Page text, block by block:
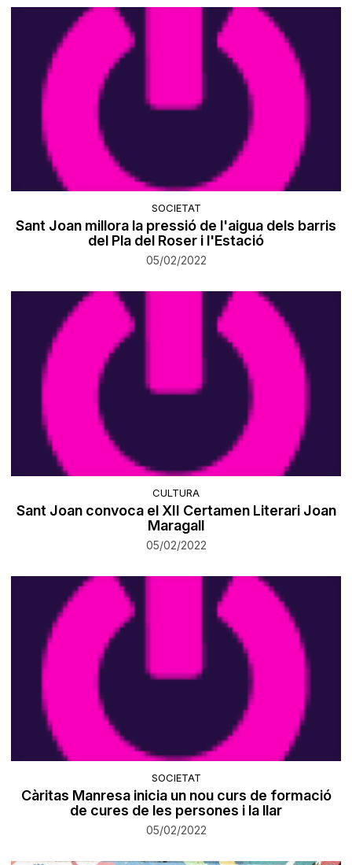
SOCIETAT
Sant Joan millora la pressió de l'aigua dels barris
del Pla del Roser i l'Estació
05/02/2022
CULTURA
Sant Joan convoca el XII Certamen Literari Joan
Maragall
05/02/2022
SOCIETAT
Càritas Manresa inicia un nou curs de formació
de cures de les persones i la llar
05/02/2022